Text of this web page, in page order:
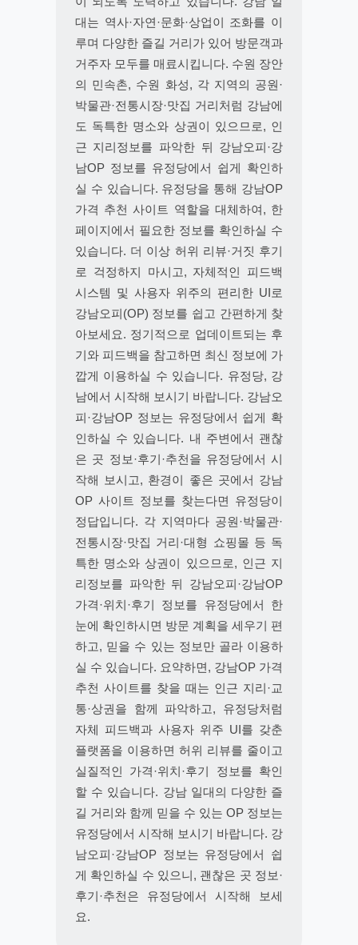
대는 역사·자연·문화·상업이 조화를 이
루며 다양한 즐길 거리가 있어 방문객과
거주자 모두를 매료시킵니다. 수원 장안
의 민속촌, 수원 화성, 각 지역의 공원·
박물관·전통시장·맛집 거리처럼 강남에
도 독특한 명소와 상권이 있으므로, 인
근 지리정보를 파악한 뒤 강남오피·강
남OP 정보를 유정당에서 쉽게 확인하
실 수 있습니다. 유정당을 통해 강남OP
가격 추천 사이트 역할을 대체하여, 한
페이지에서 필요한 정보를 확인하실 수
있습니다. 더 이상 허위 리뷰·거짓 후기
로 걱정하지 마시고, 자체적인 피드백
시스템 및 사용자 위주의 편리한 UI로
강남오피(OP) 정보를 쉽고 간편하게 찾
아보세요. 정기적으로 업데이트되는 후
기와 피드백을 참고하면 최신 정보에 가
깝게 이용하실 수 있습니다. 유정당, 강
남에서 시작해 보시기 바랍니다. 강남오
피·강남OP 정보는 유정당에서 쉽게 확
인하실 수 있습니다. 내 주변에서 괜찮
은 곳 정보·후기·추천을 유정당에서 시
작해 보시고, 환경이 좋은 곳에서 강남
OP 사이트 정보를 찾는다면 유정당이
정답입니다. 각 지역마다 공원·박물관·
전통시장·맛집 거리·대형 쇼핑몰 등 독
특한 명소와 상권이 있으므로, 인근 지
리정보를 파악한 뒤 강남오피·강남OP
가격·위치·후기 정보를 유정당에서 한
눈에 확인하시면 방문 계획을 세우기 편
하고, 믿을 수 있는 정보만 골라 이용하
실 수 있습니다. 요약하면, 강남OP 가격
추천 사이트를 찾을 때는 인근 지리·교
통·상권을 함께 파악하고, 유정당처럼
자체 피드백과 사용자 위주 UI를 갖춘
플랫폼을 이용하면 허위 리뷰를 줄이고
실질적인 가격·위치·후기 정보를 확인
할 수 있습니다. 강남 일대의 다양한 즐
길 거리와 함께 믿을 수 있는 OP 정보는
유정당에서 시작해 보시기 바랍니다. 강
남오피·강남OP 정보는 유정당에서 쉽
게 확인하실 수 있으니, 괜찮은 곳 정보·
후기·추천은 유정당에서 시작해 보세
요.